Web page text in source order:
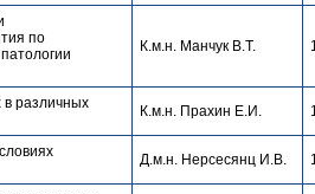
по
К.м.н. Манчук В.Т.
различных
К.м.н. Прахин Е.И.
Д.м.н. Нерсесянц И.В.